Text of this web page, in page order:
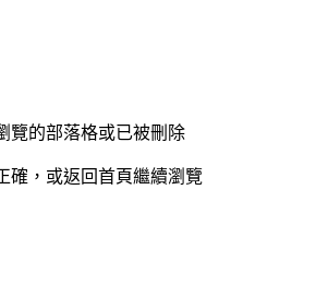
覽的部落格或已被刪除
確，或返回首頁繼續瀏覽